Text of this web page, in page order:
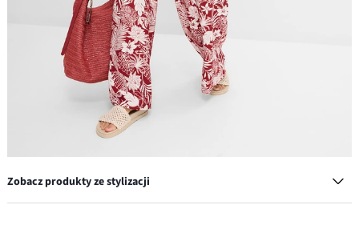
Zobacz produkty ze stylizacji